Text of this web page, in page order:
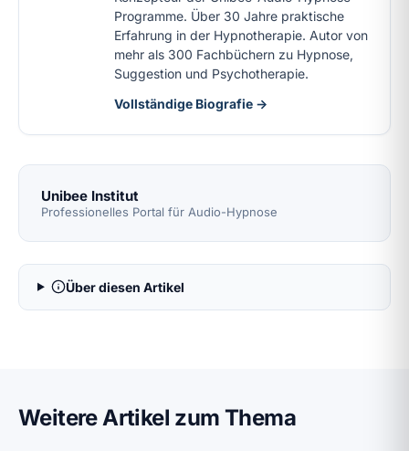
Programme. Über 30 Jahre praktische
Erfahrung in der Hypnotherapie. Autor von
mehr als 300 Fachbüchern zu Hypnose,
Suggestion und Psychotherapie.
Vollständige Biografie →
Unibee Institut
Professionelles Portal für Audio-Hypnose
Über diesen Artikel
Weitere Artikel zum Thema